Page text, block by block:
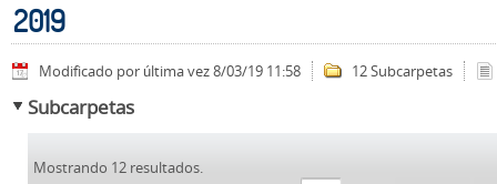
2019
Modificado por última vez 8/03/19 11:58 12 Subcarpetas
Subcarpetas
Mostrando 12 resultados.